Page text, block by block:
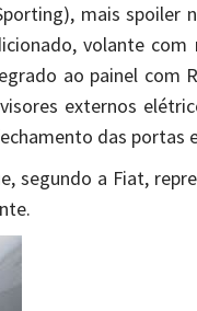
mais spoiler
volante com
ao painel com
externos
das portas
segundo a Fiat,